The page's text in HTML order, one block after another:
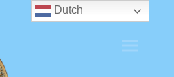
Dutch